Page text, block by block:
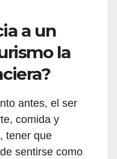
a un
la
antes, el ser
comida y
tener que
sentirse como